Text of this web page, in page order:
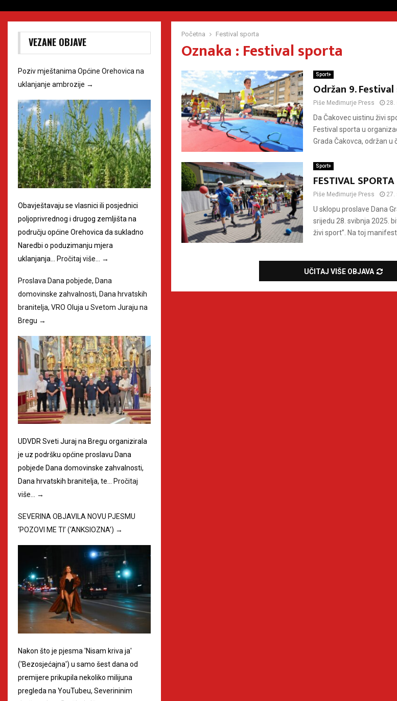
Početna Festival sporta
Oznaka : Festival sporta
Sport+
Održan 9.
Piše Međimurje Press 28.
Da Čakovec uistinu živi
Festival sporta u
Grada Čakovca, održan u
Sport+
FESTIVAL
Piše Međimurje Press 27.
U sklopu proslave Dana
srijedu 28. svibnja 2025.
živi sport”. Na toj
UČITAJ VIŠE OBJAVA
VEZANE OBJAVE
Poziv mještanima Općine Orehovica na
uklanjanje ambrozije →
Obavještavaju se vlasnici ili posjednici
poljoprivrednog i drugog zemljišta na
području općine Orehovica da sukladno
Naredbi o poduzimanju mjera
uklanjanja…
Pročitaj više… →
Proslava Dana pobjede, Dana
domovinske zahvalnosti, Dana hrvatskih
branitelja, VRO Oluja u Svetom Juraju na
Bregu →
UDVDR Sveti Juraj na Bregu organizirala
je uz podršku općine proslavu Dana
pobjede Dana domovinske zahvalnosti,
Dana hrvatskih branitelja, te… Pročitaj
više… →
SEVERINA OBJAVILA NOVU PJESMU
‘POZOVI ME TI’ (‘ANKSIOZNA’) →
Nakon što je pjesma 'Nisam kriva ja'
('Bezosjećajna') u samo šest dana od
premijere prikupila nekoliko milijuna
pregleda na YouTubeu, Severininim